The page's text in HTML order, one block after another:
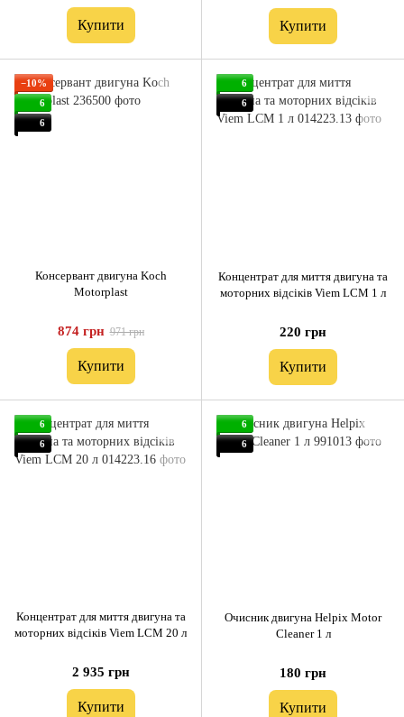
Купити Купити
−10%
6
6
Консервант двигуна Koch
Motorplast
874 грн 971 грн
Купити
6
6
Концентрат для миття двигуна та
моторних відсіків Viem LCM 1 л
220 грн
Купити
6
6
Концентрат для миття двигуна та
моторних відсіків Viem LCM 20 л
2 935 грн
Купити
6
6
Очисник двигуна Helpix Motor
Cleaner 1 л
180 грн
Купити